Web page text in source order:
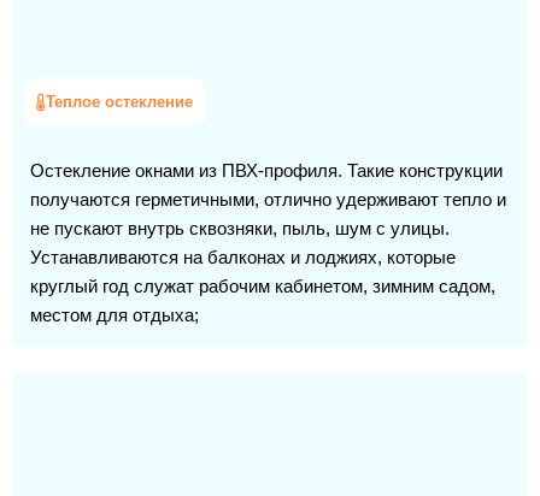
Теплое остекление
Остекление окнами из ПВХ-профиля. Такие конструкции
получаются герметичными, отлично удерживают тепло и
не пускают внутрь сквозняки, пыль, шум с улицы.
Устанавливаются на балконах и лоджиях, которые
круглый год служат рабочим кабинетом, зимним садом,
местом для отдыха;